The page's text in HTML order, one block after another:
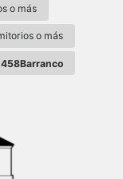
o más
o más